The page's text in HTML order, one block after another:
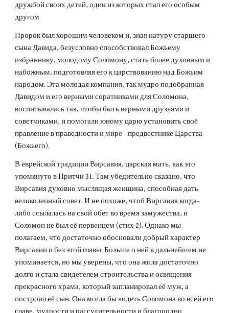
дружбой своих детей, один из которых стал его особым
другом.
Пророк был хорошим человеком и, зная натуру старшего
сына Давида, безусловно способствовал Божьему
избраннику, молодому Соломону, стать более духовным и
набожным, подготовляя его к царствованию над Божьим
народом. Эта молодая компания, так мудро подобранная
Давидом и его верными соратниками для Соломона,
воспитывалась так, чтобы быть верными друзьями и
советчиками, и помогали юному царю установить своё
правление в праведности и мире - предвестнике Царства
(Божьего).
В еврейской традиции Вирсавия, царская мать, как это
упомянуто в Притчи 31. Там убедительно сказано, что
Вирсавия духовно мыслящая женщина, способная дать
великолепный совет. И не похоже, чтоб Вирсавия когда-
либо ссылалась на свой обет во время замужества, и
Соломон не был её первенцем (стих 2). Однако мы
полагаем, что достаточно обосновали добрый характер
Вирсавии и без этой главы. Больше о ней в дальнейшем не
упоминается, но мы уверены, что она жила достаточно
долго и стала свидетелем строительства и освящения
прекрасного храма, который запланировал её муж, а
построил её сын. Она могла бы видеть Соломона во всей его
славе, мудрости и рассудительности и благородно